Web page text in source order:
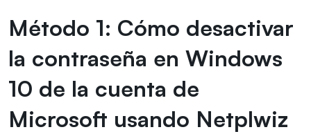
Método 1: Cómo desactivar
la contraseña en Windows
10 de la cuenta de
Microsoft usando Netplwiz